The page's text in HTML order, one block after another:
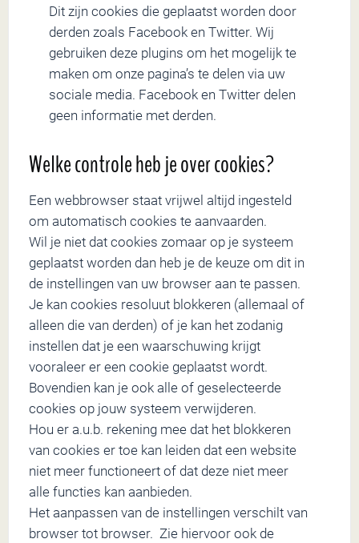
Dit zijn cookies die geplaatst worden door
derden zoals Facebook en Twitter. Wij
gebruiken deze plugins om het mogelijk te
maken om onze pagina’s te delen via uw
sociale media. Facebook en Twitter delen
geen informatie met derden.
Welke controle heb je over cookies?
Een webbrowser staat vrijwel altijd ingesteld
om automatisch cookies te aanvaarden.
Wil je niet dat cookies zomaar op je systeem
geplaatst worden dan heb je de keuze om dit in
de instellingen van uw browser aan te passen.
Je kan cookies resoluut blokkeren (allemaal of
alleen die van derden) of je kan het zodanig
instellen dat je een waarschuwing krijgt
vooraleer er een cookie geplaatst wordt.
Bovendien kan je ook alle of geselecteerde
cookies op jouw systeem verwijderen.
Hou er a.u.b. rekening mee dat het blokkeren
van cookies er toe kan leiden dat een website
niet meer functioneert of dat deze niet meer
alle functies kan aanbieden.
Het aanpassen van de instellingen verschilt van
browser tot browser. Zie hiervoor ook de